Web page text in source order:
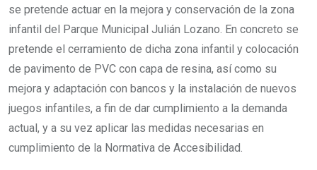
se pretende actuar en la mejora y conservación de la zona
infantil del Parque Municipal Julián Lozano. En concreto se
pretende el cerramiento de dicha zona infantil y colocación
de pavimento de PVC con capa de resina, así como su
mejora y adaptación con bancos y la instalación de nuevos
juegos infantiles, a fin de dar cumplimiento a la demanda
actual, y a su vez aplicar las medidas necesarias en
cumplimiento de la Normativa de Accesibilidad.